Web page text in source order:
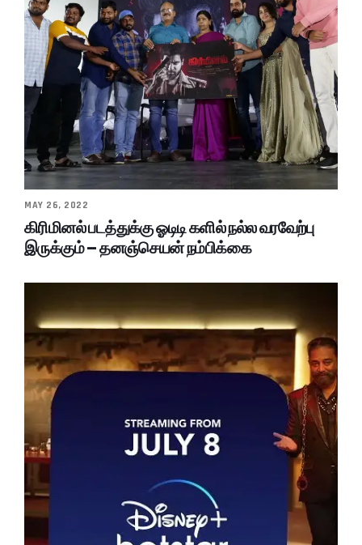
MAY 26, 2022
கிரிமினல் படத்துக்கு ஓடிடி களில் நல்ல வரவேற்பு
இருக்கும் – தனஞ்செயன் நம்பிக்கை